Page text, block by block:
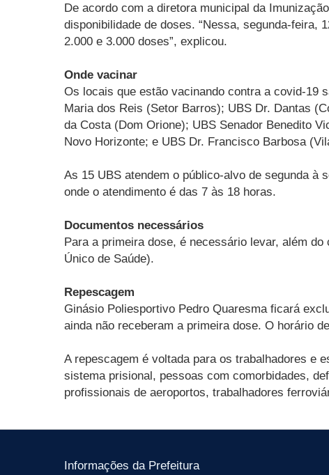
De acordo com a diretora municipal da
disponibilidade de doses. “Nessa, segunda-feira,
2.000 e 3.000 doses”, explicou.
Onde vacinar
Os locais que estão vacinando contra a covid-19
Maria dos Reis (Setor Barros); UBS Dr. Dantas
da Costa (Dom Orione); UBS Senador Benedito
Novo Horizonte; e UBS Dr. Francisco Barbosa
As 15 UBS atendem o público-alvo de segunda à
onde o atendimento é das 7 às 18 horas.
Documentos necessários
Para a primeira dose, é necessário levar, além
Único de Saúde).
Repescagem
Ginásio Poliesportivo Pedro Quaresma ficará
ainda não receberam a primeira dose. O horário
A repescagem é voltada para os trabalhadores e
sistema prisional, pessoas com comorbidades,
profissionais de aeroportos, trabalhadores
Informações da Prefeitura